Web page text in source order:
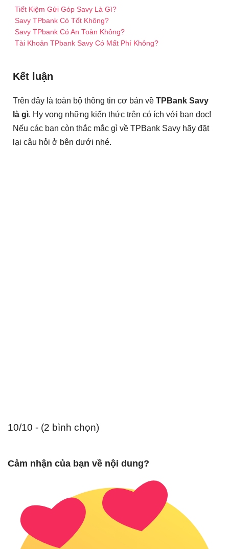
Tiết Kiệm Gửi Góp Savy Là Gì?
Savy TPbank Có Tốt Không?
Savy TPbank Có An Toàn Không?
Tài Khoản TPbank Savy Có Mất Phí Không?
Kết luận
Trên đây là toàn bộ thông tin cơ bản về TPBank Savy
là gì. Hy vọng những kiến thức trên có ích với bạn đọc!
Nếu các bạn còn thắc mắc gì về TPBank Savy hãy đặt
lại câu hỏi ở bên dưới nhé.
10/10 - (2 bình chọn)
Cảm nhận của bạn về nội dung?